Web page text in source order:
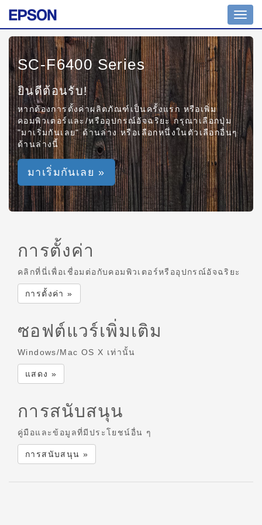
SC-F6400 Series
ยินดีต้อนรับ!
หากต้องการตั้งค่าผลิตภัณฑ์เป็นครั้งแรก หรือเพิ่ม
คอมพิวเตอร์และ/หรืออุปกรณ์อัจฉริยะ กรุณาเลือกปุ่ม
"มาเริ่มกันเลย" ด้านล่าง หรือเลือกหนึ่งในตัวเลือกอื่นๆ
ด้านล่างนี้
มาเริ่มกันเลย »
การตั้งค่า
คลิกที่นี่เพื่อเชื่อมต่อกับคอมพิวเตอร์หรืออุปกรณ์อัจฉริยะ
การตั้งค่า »
ซอฟต์แวร์เพิ่มเติม
Windows/Mac OS X เท่านั้น
แสดง »
การสนับสนุน
คู่มือและข้อมูลที่มีประโยชน์อื่น ๆ
การสนับสนุน »